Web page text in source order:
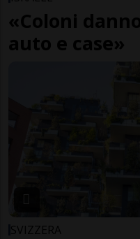
«Coloni
auto e case»
SVIZZERA